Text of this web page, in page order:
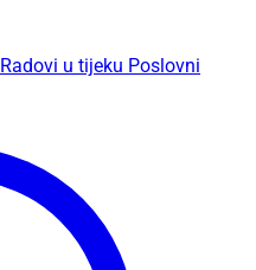
Radovi u tijeku Poslovni